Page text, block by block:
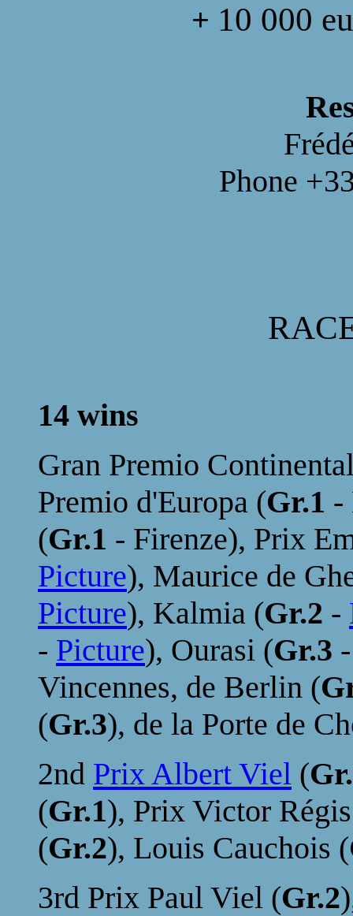
+ 10 000
Phone
14 wins
Gran Premio
Premio d'Europa (Gr.1 -
(Gr.1 - Firenze), Prix
Picture), Maurice de
Picture), Kalmia (Gr.2 -
- Picture), Ourasi (Gr.3
Vincennes, de Berlin (
(Gr.3), de la Porte de
2nd Prix Albert Viel (
(Gr.1), Prix Victor
(Gr.2), Louis Cauchois (
3rd Prix Paul Viel (Gr.2